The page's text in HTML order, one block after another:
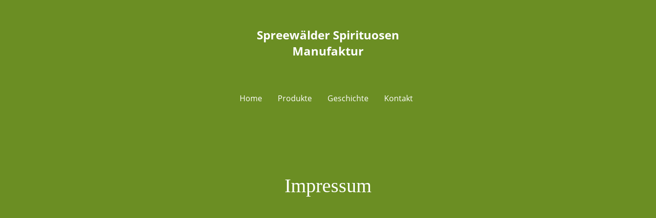
Spreewälder Spirituosen
Manufaktur
Home Produkte Geschichte Kontakt
Impressum